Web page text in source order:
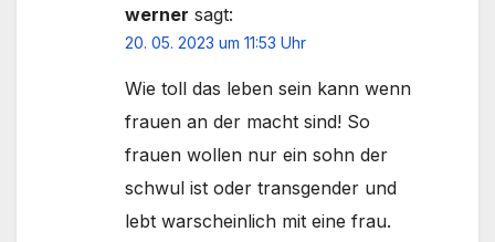
werner sagt:
20. 05. 2023 um 11:53 Uhr
Wie toll das leben sein kann wenn
frauen an der macht sind! So
frauen wollen nur ein sohn der
schwul ist oder transgender und
lebt warscheinlich mit eine frau.